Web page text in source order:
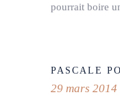
pourrait boire
PASCALE
29 mars 2014